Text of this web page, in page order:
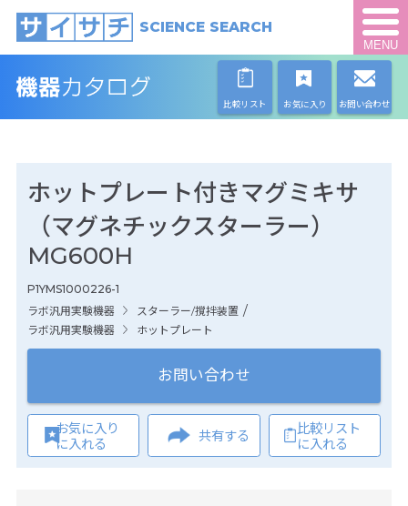
SCIENCE SEARCH
MENU
比較リスト お気に入り お問い合わせ
ホットプレート付きマグミキサ
（マグネチックスターラー）
MG600H
P1YMS1000226-1
ラボ汎用実験機器
スターラー/撹拌装置 /
ラボ汎用実験機器 ホットプレート
お問い合わせ
お気に入り
に入れる
共有する
比較リスト
に入れる